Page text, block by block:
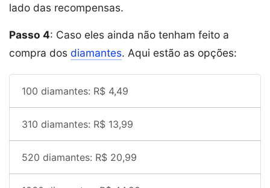
lado das recompensas.
Passo 4: Caso eles ainda não tenham feito a
compra dos diamantes. Aqui estão as opções:
100 diamantes: R$ 4,49
310 diamantes: R$ 13,99
520 diamantes: R$ 20,99